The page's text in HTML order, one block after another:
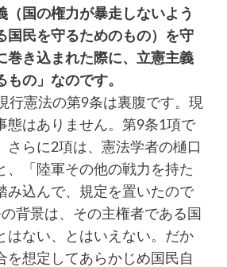
（国の権力が暴走しないよう
国民を守るためのもの）を守
巻き込まれた際に、立憲主義
もの」なのです。
行憲法の第9条は裏腹です。現
態はありません。第9条1項で
さらに2項は、憲法学者の樋口
、「陸軍その他の戦力を持た
み込んで、規定を置いたので
背景は、その主権者である国
はない、とはいえない。だか
を想定してあらかじめ国民自